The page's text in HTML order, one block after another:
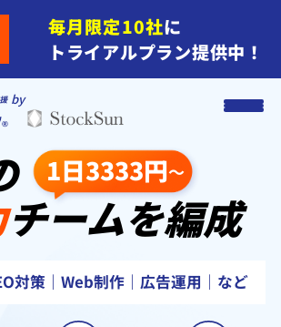
毎月限定10社に
トライアルプラン提供中！
by
チームを編成
1日3333円～
対策｜Web制作｜広告運用｜など